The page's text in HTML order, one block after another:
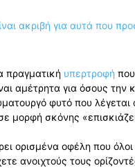
πραγματική υπερτροφή
αμέτρητα για όσους
φυτό που
μορφή σκόνης
ορισμένα οφέλη που
ανοιχτούς τους